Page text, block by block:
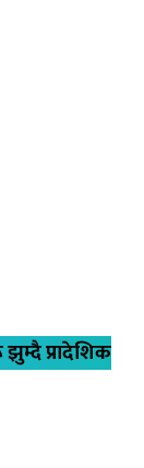
प्रादेशिक